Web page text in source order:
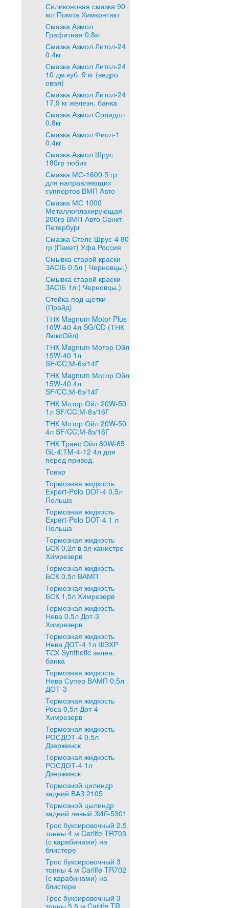
Силиконовая смазка 90
мл Помпа Химконтакт
Смазка Азмол
Графитная 0.8кг
Смазка Азмол Литол-24
0.4кг
Смазка Азмол Литол-24
10 дм.куб. 9 кг (ведро
овал)
Смазка Азмол Литол-24
17,9 кг железн. банка
Смазка Азмол Солидол
0.8кг
Смазка Азмол Фиол-1
0.4кг
Смазка Азмол Шрус
180гр тюбик
Смазка МС-1600 5 гр
для направляющих
суппортов ВМП Авто
Смазка МС 1000
Металлоплакирующая
200гр ВМП-Авто Санкт-
Петербург
Смазка Стелс Шрус-4 80
гр (Пакет) Уфа Россия
Смывка старой краски
ЗАСІБ 0.5л ( Черновцы.)
Смывка старой краски
ЗАСІБ 1л ( Черновцы.)
Стойка под щетки
(Прайд)
ТНК Magnum Motor Plus
10W-40 4л SG/CD (ТНК
ЛюксОйл)
ТНК Magnum Мотор Ойл
15W-40 1л
SF/CC;М-6з/14Г
ТНК Magnum Мотор Ойл
15W-40 4л
SF/CC;М-6з/14Г
ТНК Мотор Ойл 20W-50
1л SF/CC;М-8з/16Г
ТНК Мотор Ойл 20W-50
4л SF/CC;М-8з/16Г
ТНК Транс Ойл 80W-85
GL-4;TM-4-12 4л для
перед привод.
Товар
Тормозная жидкость
Expert-Polo DOT-4 0,5л
Польша
Тормозная жидкость
Expert-Polo DOT-4 1 л
Польша
Тормозная жидкость
БСК 0,2л в 5л канистре
Химрезерв
Тормозная жидкость
БСК 0,5л ВАМП
Тормозная жидкость
БСК 1,5л Химрезерв
Тормозная жидкость
Нева 0.5л Дот-3
Химрезерв
Тормозная жидкость
Нева ДОТ-4 1л ШЗХР
ТСХ Synthetic зелен.
банка
Тормозная жидкость
Нева Супер ВАМП 0,5л
ДОТ-3
Тормозная жидкость
Роса 0,5л Дот-4
Химрезерв
Тормозная жидкость
РОСДОТ-4 0,5л
Дзержинск
Тормозная жидкость
РОСДОТ-4 1л
Дзержинск
Тормозной цилиндр
задний ВАЗ 2105
Тормозной цылиндр
задний левый ЗИЛ-5301
Трос буксировочный 2,5
тонны 4 м Carlife TR703
(с карабинами) на
блистере
Трос буксировочный 3
тонны 4 м Carlife TR702
(с карабинами) на
блистере
Трос буксировочный 3
тонны 5,5 м Carlife TR